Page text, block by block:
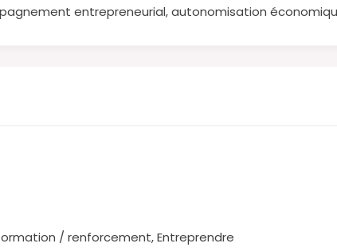
entrepreneurial, autonomisation
/ renforcement, Entreprendre